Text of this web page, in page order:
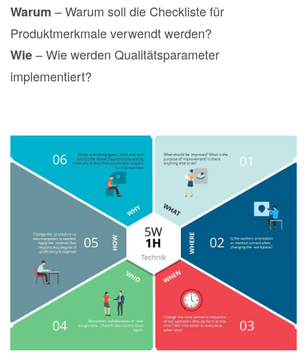
Warum – Warum soll die Checkliste für
Produktmerkmale verwendt werden?
Wie– Wie werden Qualitätsparameter
implementiert?